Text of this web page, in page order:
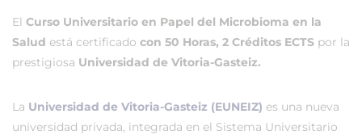
El Curso Universitario en Papel del Microbioma en la
Salud está certificado con 50 Horas, 2 Créditos ECTS por la
prestigiosa Universidad de Vitoria-Gasteiz.
La Universidad de Vitoria-Gasteiz (EUNEIZ) es una nueva
universidad privada, integrada en el Sistema Universitario